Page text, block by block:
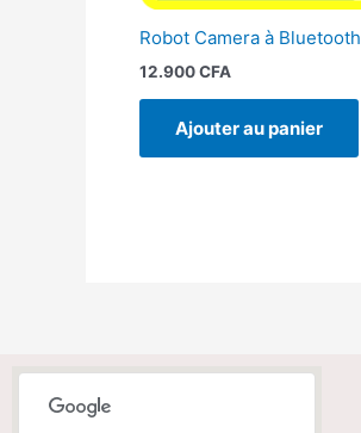
Robot Camera à Bluetooth
12.900CFA
Ajouter au panier